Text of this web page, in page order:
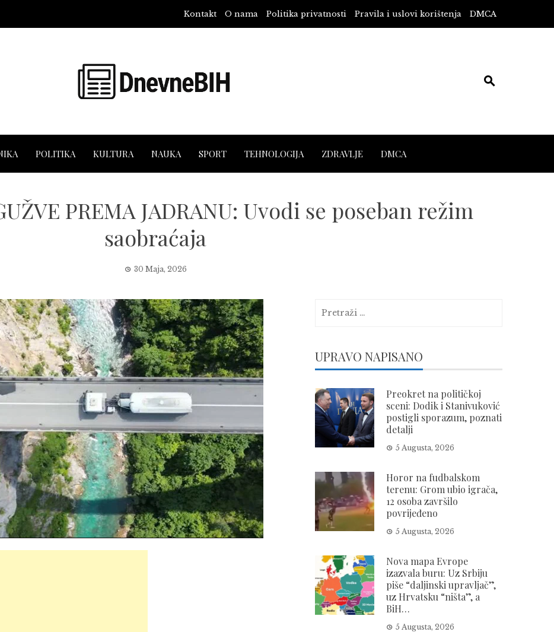
Kontakt O nama Politika privatnosti Pravila i uslovi korištenja DMCA
POLITIKA KULTURA NAUKA SPORT TEHNOLOGIJA ZDRAVLJE DMCA
PREMA JADRANU: Uvodi se poseban režim
saobraćaja
30 Maja, 2026
UPRAVO NAPISANO
Preokret na političkoj
sceni: Dodik i Stanivuković
postigli sporazum, poznati
detalji
5 Augusta, 2026
Horor na fudbalskom
terenu: Grom ubio igrača,
12 osoba završilo
povrijeđeno
5 Augusta, 2026
Nova mapa Evrope
izazvala buru: Uz Srbiju
piše “daljinski upravljač”,
uz Hrvatsku “ništa”, a
BiH…
5 Augusta, 2026